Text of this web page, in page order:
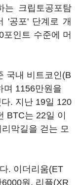
는 크립토공포탐
'공포' 단계로 개
인트 수준에 머
국내 비트코인(B
며 1156만원을
. 지난 19일 120
BTC는 22일 이
막길을 걷는 모
. 이더리움(ET
원, 리플(XR